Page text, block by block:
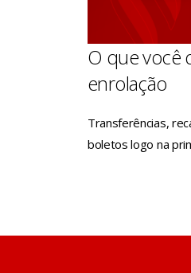
O que você
enrolação
Transferências,
boletos logo na